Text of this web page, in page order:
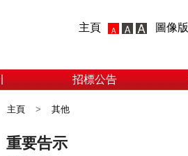
主頁 圖像版
招標公告
主頁 > 其他